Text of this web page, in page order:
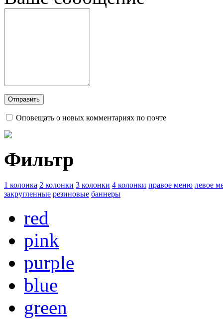
Оповещать о новых комментариях по почте
Фильтр
1 колонка 2 колонки 3 колонки 4 колонки правое меню левое
закругленные резиновые баннеры
red
pink
purple
blue
green